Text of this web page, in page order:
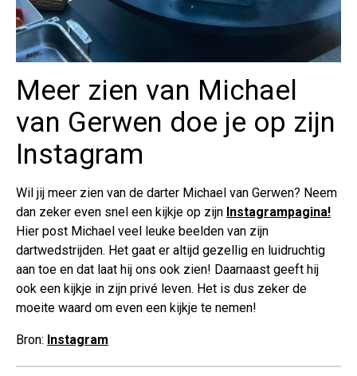
Meer zien van Michael
van Gerwen doe je op zijn
Instagram
Wil jij meer zien van de darter Michael van Gerwen? Neem
dan zeker even snel een kijkje op zijn Instagrampagina!
Hier post Michael veel leuke beelden van zijn
dartwedstrijden. Het gaat er altijd gezellig en luidruchtig
aan toe en dat laat hij ons ook zien! Daarnaast geeft hij
ook een kijkje in zijn privé leven. Het is dus zeker de
moeite waard om even een kijkje te nemen!
Bron: Instagram